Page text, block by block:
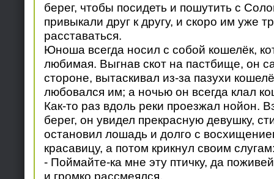
берег, чтобы посидеть и пошутить с
привыкали друг к другу, и скоро им уже
расставаться.
Юноша всегда носил с собой кошелёк,
любимая. Выгнав скот на пастбище, он
стороне, вытаскивал из-за пазухи
любовался им; а ночью он всегда клал
Как-то раз вдоль реки проезжал нойон.
берег, он увидел прекрасную девушку,
остановил лошадь и долго с
красавицу, а потом крикнул своим
- Поймайте-ка мне эту птичку, да
и громко рассмеялся.